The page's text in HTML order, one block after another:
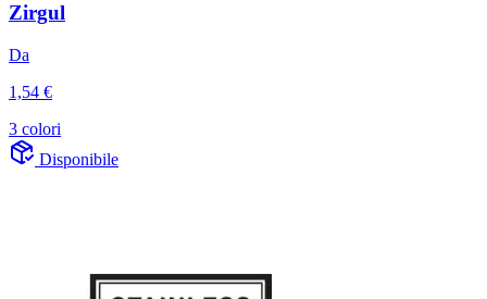
Zirgul
Da
1,54 €
3 colori
Disponibile